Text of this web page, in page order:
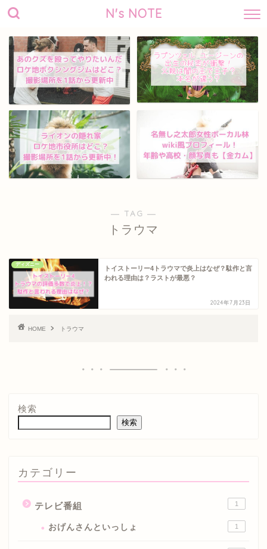
N's NOTE
― TAG ―
トラウマ
ディズニー
トイストーリー4トラウマで炎上はなぜ？駄作と言
われる理由は？ラストが最悪？
2024年7月23日
HOME トラウマ
検索
検索
カテゴリー
テレビ番組 1
おげんさんといっしょ 1